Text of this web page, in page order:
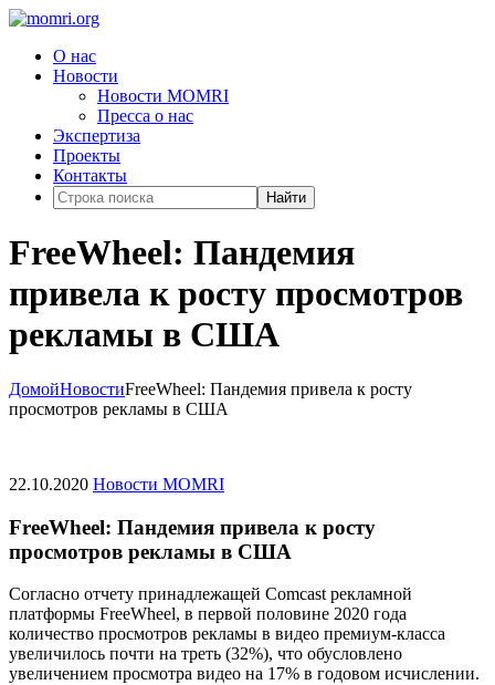
О нас
Новости
Новости MOMRI
Пресса о нас
Экспертиза
Проекты
Контакты
Найти
FreeWheel: Пандемия
привела к росту просмотров
рекламы в США
ДомойНовостиFreeWheel: Пандемия привела к росту
просмотров рекламы в США
22.10.2020 Новости MOMRI
FreeWheel: Пандемия привела к росту
просмотров рекламы в США
Согласно отчету принадлежащей Comcast рекламной
платформы FreeWheel, в первой половине 2020 года
количество просмотров рекламы в видео премиум-класса
увеличилось почти на треть (32%), что обусловлено
увеличением просмотра видео на 17% в годовом исчислении.